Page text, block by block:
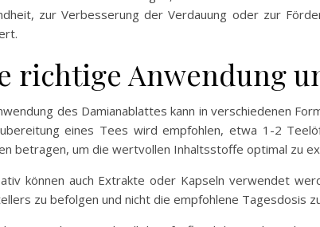
zur Verbesserung der Verdauung oder zur
richtige Anwendung
des Damianablattes kann in verschiedenen
eines Tees wird empfohlen, etwa 1-2
betragen, um die wertvollen Inhaltsstoffe optimal zu
können auch Extrakte oder Kapseln verwendet
zu befolgen und nicht die empfohlene Tagesdosis